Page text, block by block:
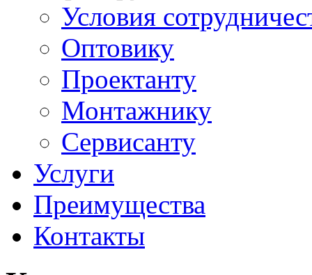
Условия
Оптовику
Проектанту
Монтажнику
Сервисанту
Услуги
Преимущества
Контакты